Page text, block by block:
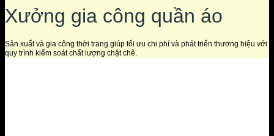
Xưởng gia công quần áo
Sản xuất và gia công thời trang giúp tối ưu chi phí và phát triển thương hiệu với
quy trình kiểm soát chất lượng chặt chẽ.